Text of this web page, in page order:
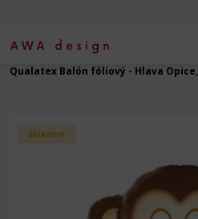
Balóny na Párty
Qualatex Balón fóliový - Hlava
Skladom